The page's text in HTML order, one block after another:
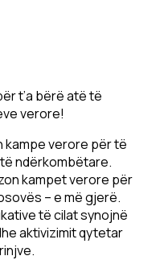
t’a bërë atë të
verore!
kampe verore për të
ndërkombëtare.
kampet verore për
– e më gjerë.
të cilat synojnë
aktivizimit qytetar